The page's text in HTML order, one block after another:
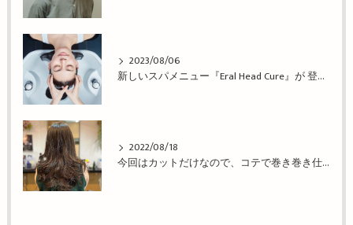
2023/08/06
新しいスパメニュー『Eral Head Cure』が 登場！姫路市の美容院BEREA(ベレア)はお客様のキレイを叶える美容室／ヘアサロン
2022/08/18
今回はカットだけなので、コテで巻き巻き仕上げ！姫路市の美容院BEREA(ベレア)はお客様のキレイを叶える美容室／ヘアサロン